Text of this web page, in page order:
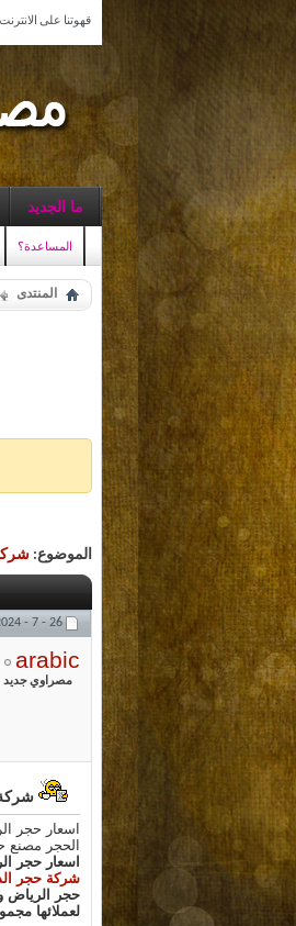
قهوتنا على الانترنت
ما الجديد
المساعدة؟
المنتدى
الموضوع:
26 - 7 - 2024,
arabic
مصراوي جديد
اسعار حجر
الحجر مصنع
اسعار حجر
شركة حجر
حجر الرياض
لعملائها